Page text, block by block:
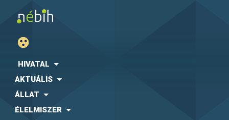
HIVATAL
AKTUÁLIS
ÁLLAT
ÉLELMISZER